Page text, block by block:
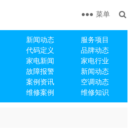
新闻动态
服务项目
代码定义
品牌动态
家电新闻
家电行业
故障报警
新闻动态
案例资讯
空调动态
维修案例 维修知识
菜单